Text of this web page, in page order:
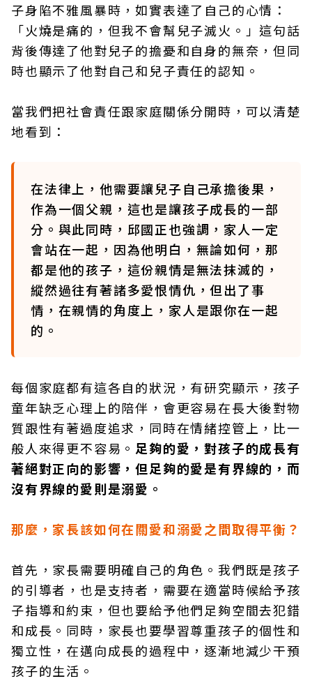
子身陷不雅風暴時，如實表達了自己的心情：
「火燒是痛的，但我不會幫兒子滅火。」這句話
背後傳達了他對兒子的擔憂和自身的無奈，但同
時也顯示了他對自己和兒子責任的認知。
當我們把社會責任跟家庭關係分開時，可以清楚
地看到：
在法律上，他需要讓兒子自己承擔後果，
作為一個父親，這也是讓孩子成長的一部
分。與此同時，邱國正也強調，家人一定
會站在一起，因為他明白，無論如何，那
都是他的孩子，這份親情是無法抹滅的，
縱然過往有著諸多愛恨情仇，但出了事
情，在親情的角度上，家人是跟你在一起
的。
每個家庭都有這各自的狀況，有研究顯示，孩子
童年缺乏心理上的陪伴，會更容易在長大後對物
質跟性有著過度追求，同時在情緒控管上，比一
般人來得更不容易。足夠的愛，對孩子的成長有
著絕對正向的影響，但足夠的愛是有界線的，而
沒有界線的愛則是溺愛。
那麼，家長該如何在關愛和溺愛之間取得平衡？
首先，家長需要明確自己的角色。我們既是孩子
的引導者，也是支持者，需要在適當時候給予孩
子指導和約束，但也要給予他們足夠空間去犯錯
和成長。同時，家長也要學習尊重孩子的個性和
獨立性，在邁向成長的過程中，逐漸地減少干預
孩子的生活。